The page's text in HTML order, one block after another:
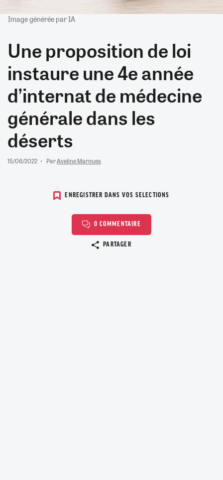
Image générée par IA
Une proposition de loi
instaure une 4e année
d’internat de médecine
générale dans les
déserts
15/06/2022 ParAveline Marques
ENREGISTRER DANS VOS SELECTIONS
0 COMMENTAIRE
PARTAGER